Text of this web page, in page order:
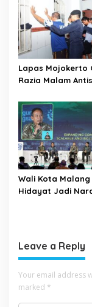
Lapas Mojokerto
Razia Malam
Wali Kota Malang
Hidayat Jadi
Leave a Reply
Your email address
marked *